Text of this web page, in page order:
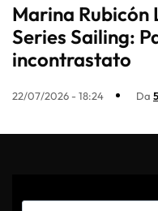
Marina Rubicón
Series Sailing:
incontrastato
22/07/2026 - 18:24 Da